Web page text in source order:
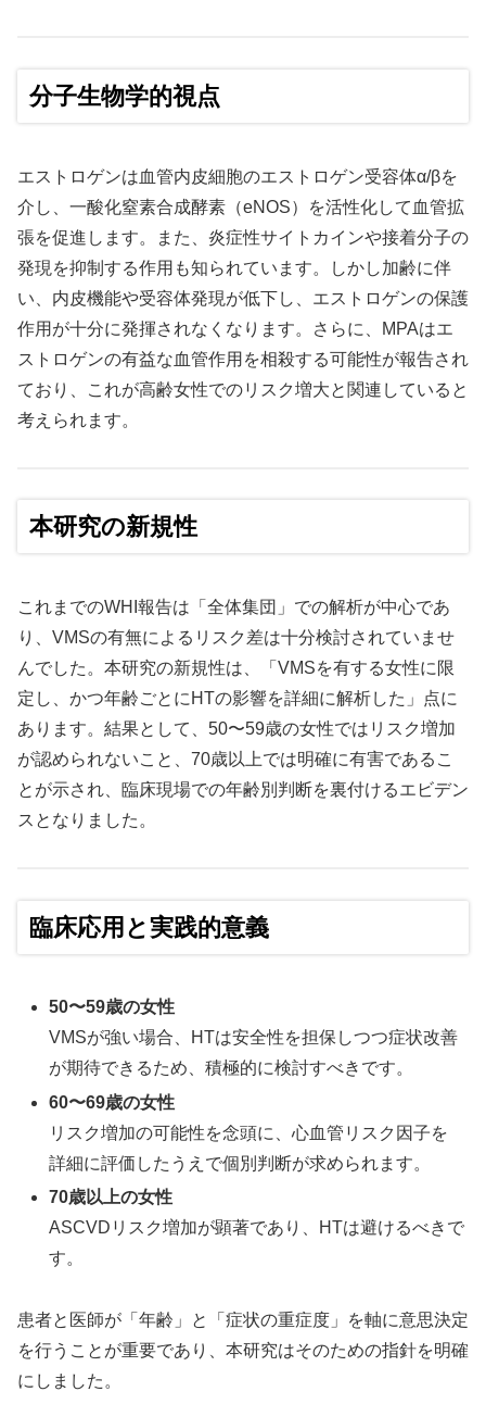
分子生物学的視点
エストロゲンは血管内皮細胞のエストロゲン受容体α/βを
介し、一酸化窒素合成酵素（eNOS）を活性化して血管拡
張を促進します。また、炎症性サイトカインや接着分子の
発現を抑制する作用も知られています。しかし加齢に伴
い、内皮機能や受容体発現が低下し、エストロゲンの保護
作用が十分に発揮されなくなります。さらに、MPAはエ
ストロゲンの有益な血管作用を相殺する可能性が報告され
ており、これが高齢女性でのリスク増大と関連していると
考えられます。
本研究の新規性
これまでのWHI報告は「全体集団」での解析が中心であ
り、VMSの有無によるリスク差は十分検討されていませ
んでした。本研究の新規性は、「VMSを有する女性に限
定し、かつ年齢ごとにHTの影響を詳細に解析した」点に
あります。結果として、50〜59歳の女性ではリスク増加
が認められないこと、70歳以上では明確に有害であるこ
とが示され、臨床現場での年齢別判断を裏付けるエビデン
スとなりました。
臨床応用と実践的意義
50〜59歳の女性
VMSが強い場合、HTは安全性を担保しつつ症状改善
が期待できるため、積極的に検討すべきです。
60〜69歳の女性
リスク増加の可能性を念頭に、心血管リスク因子を
詳細に評価したうえで個別判断が求められます。
70歳以上の女性
ASCVDリスク増加が顕著であり、HTは避けるべきで
す。
患者と医師が「年齢」と「症状の重症度」を軸に意思決定
を行うことが重要であり、本研究はそのための指針を明確
にしました。